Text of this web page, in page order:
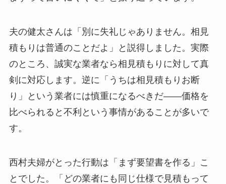
夫の健太さんは「別に失礼じゃありません。相見
積もりは普通のことだよ」と説得しました。実際
のところ、誠実な業者なら相見積もりに対して真
剣に対応します。逆に「うちは相見積もりお断
り」という業者には慎重になるべきだ——価格を
比べられると不利という事情があることが多いで
す。
西村夫婦がとった行動は「まず要望書を作る」こ
とでした。「どの業者にも同じ仕様で見積もって